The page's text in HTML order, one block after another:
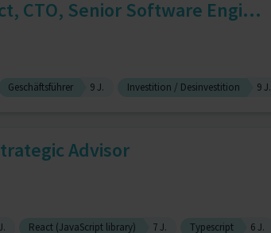
CTO, Senior Software Engi...
Geschäftsführer 9 J. Investition / Desinvestition 9 J.
Advisor
React (JavaScript library) 7 J. Typescript 6 J.